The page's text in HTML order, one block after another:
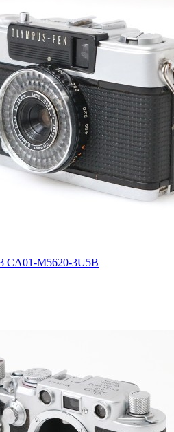
CA01-M5620-3U5B